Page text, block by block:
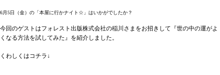
6月5日（金）の「本屋に行かナイト☆」はいかがでしたか？
今回のゲストはフォレスト出版株式会社の稲川さまをお招きして『世の中の運がよ
くなる方法を試してみた』を紹介しました。
くわしくはコチラ↓